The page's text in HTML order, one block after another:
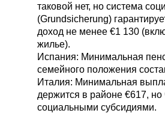
таковой нет, но система
(Grundsicherung)
доход не менее €1 130
жилье).
Испания: Минимальная
семейного положения
Италия: Минимальная
держится в районе €617, но
социальными субсидиями.